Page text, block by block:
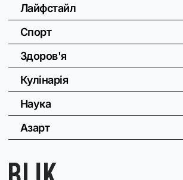
Лайфстайл
Спорт
Здоров'я
Кулінарія
Наука
Азарт